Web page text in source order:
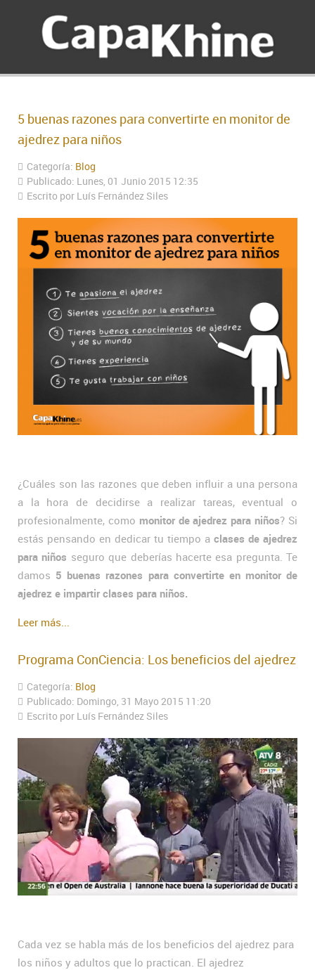
5 buenas razones para convertirte en monitor de
ajedrez para niños
Categoría: Blog
Publicado: Lunes, 01 Junio 2015 12:35
Escrito por Luís Fernández Siles
¿Cuáles son las razones que deben influir a una persona
a la hora de decidirse a realizar tareas, eventual o
profesionalmente, como monitor de ajedrez para niños? Si
estás pensando en dedicar tu tiempo a clases de ajedrez
para niños seguro que deberías hacerte esa pregunta. Te
damos 5 buenas razones para convertirte en monitor de
ajedrez e impartir clases para niños.
Leer más...
Programa ConCiencia: Los beneficios del ajedrez
Categoría: Blog
Publicado: Domingo, 31 Mayo 2015 11:20
Escrito por Luís Fernández Siles
Cada vez se habla más de los beneficios del ajedrez para
los niños y adultos que lo practican. El ajedrez